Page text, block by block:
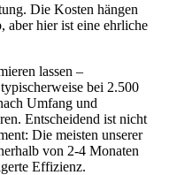
Die Kosten hängen
aber hier ist eine ehrliche
lassen –
bei 2.500
Umfang und
Entscheidend ist nicht
Die meisten unserer
von 2-4 Monaten
Effizienz.